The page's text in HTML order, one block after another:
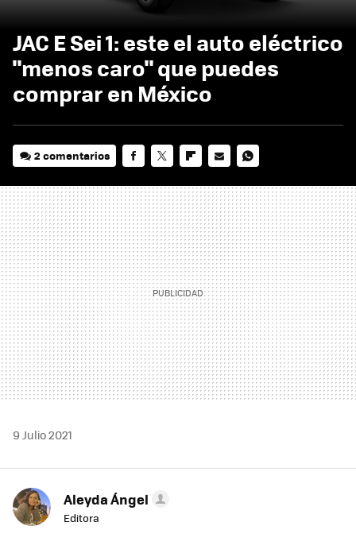
JAC E Sei 1: este el auto eléctrico
"menos caro" que puedes
comprar en México
2 comentarios
MAIL
9 Julio 2021
Aleyda Ángel
Editora